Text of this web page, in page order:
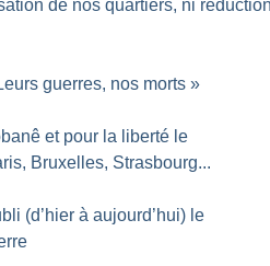
de nos quartiers, ni
guerres, nos morts »
et pour la liberté le
Bruxelles, Strasbourg...
(d’hier à aujourd’hui) le